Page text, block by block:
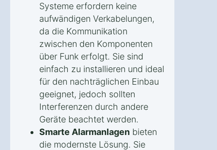
Systeme erfordern keine
aufwändigen Verkabelungen,
da die Kommunikation
zwischen den Komponenten
über Funk erfolgt. Sie sind
einfach zu installieren und ideal
für den nachträglichen Einbau
geeignet, jedoch sollten
Interferenzen durch andere
Geräte beachtet werden.
Smarte Alarmanlagen bieten
die modernste Lösung. Sie